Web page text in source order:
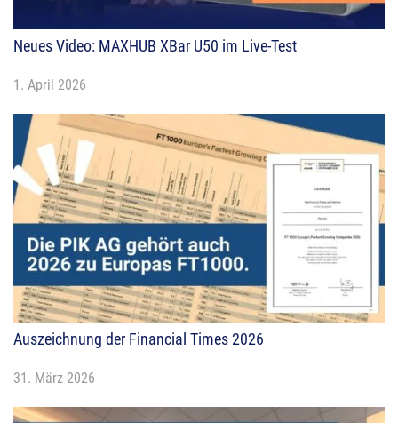
Neues Video: MAXHUB XBar U50 im Live-Test
1. April 2026
Auszeichnung der Financial Times 2026
31. März 2026